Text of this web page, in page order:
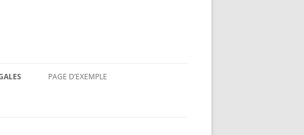
PAGE D’EXEMPLE